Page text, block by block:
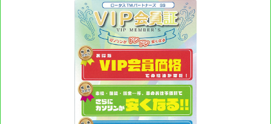
OSS 申請システム「楽楽OSS」導入事例（5）
OSS 申請システム「楽楽OSS」導入事例（4）
OSS 申請システム「楽楽OSS」導入事例（3）
OSS 申請システム「楽楽OSS」導入事例（2）
OSS 申請システム「楽楽OSS」導入事例（1）